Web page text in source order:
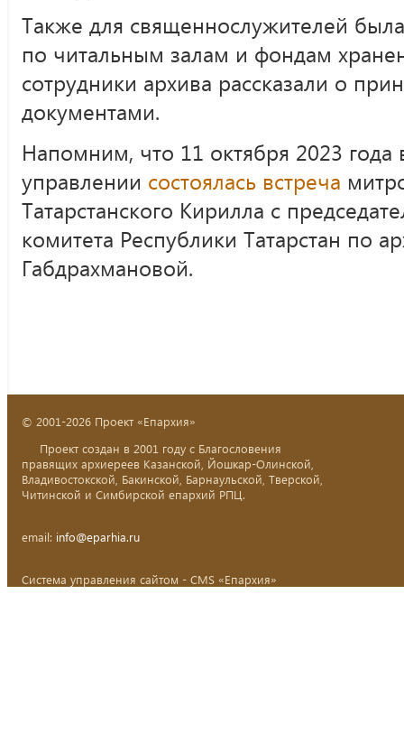
Также для священнослужителей
по читальным залам и фондам
сотрудники архива рассказали о
документами.
Напомним, что 11 октября 2023
управлении состоялась встреча
Татарстанского Кирилла с
комитета Республики Татарстан по
Габдрахмановой.
© 2001-2026 Проект «Епархия»
Проект создан в 2001 году с Благословения
правящих архиереев Казанской, Йошкар-Олинской,
Владивостокской, Бакинской, Барнаульской, Тверской,
Читинской и Симбирской епархий РПЦ.
email: info@eparhia.ru
Система управления сайтом - CMS «Епархия»